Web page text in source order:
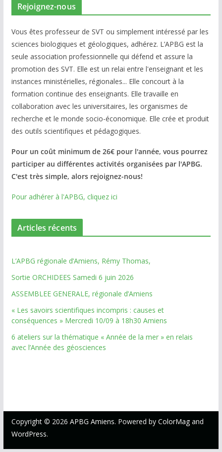
Rejoignez-nous
Vous êtes professeur de SVT ou simplement intéressé par les
sciences biologiques et géologiques, adhérez. L’APBG est la
seule association professionnelle qui défend et assure la
promotion des SVT. Elle est un relai entre l'enseignant et les
instances ministérielles, régionales... Elle concourt à la
formation continue des enseignants. Elle travaille en
collaboration avec les universitaires, les organismes de
recherche et le monde socio-économique. Elle crée et produit
des outils scientifiques et pédagogiques.
Pour un coût minimum de 26€ pour l'année, vous pourrez
participer au différentes activités organisées par l'APBG.
C'est très simple, alors rejoignez-nous!
Pour adhérer à l'APBG, cliquez ici
Articles récents
L’APBG régionale d’Amiens, Rémy Thomas,
Sortie ORCHIDEES Samedi 6 juin 2026
ASSEMBLEE GENERALE, régionale d’Amiens
« Les savoirs scientifiques incompris : causes et
conséquences » Mercredi 10/09 à 18h30 Amiens
6 ateliers sur la thématique « Année de la mer » en relais
avec l’Année des géosciences
Copyright © 2026 APBG Amiens. Powered by ColorMagand
WordPress.